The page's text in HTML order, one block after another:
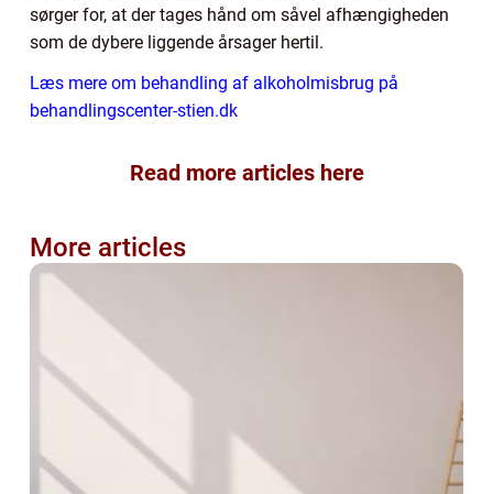
sørger for, at der tages hånd om såvel afhængigheden
som de dybere liggende årsager hertil.
Læs mere om behandling af alkoholmisbrug på
behandlingscenter-stien.dk
Read more articles here
More articles